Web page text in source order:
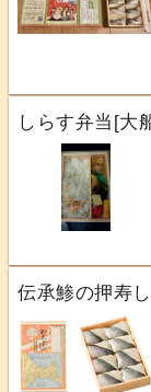
しらす弁当[大
伝承鯵の押寿し